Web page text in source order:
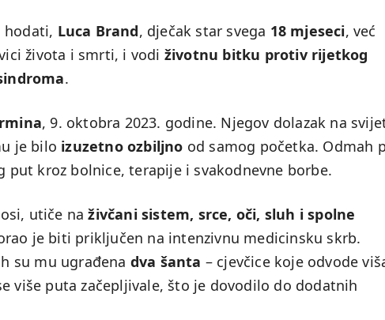
hodati, Luca Brand, dječak star svega 18 mjeseci, već
života i smrti, i vodi životnu bitku protiv rijetkog
.
, 9. oktobra 2023. godine. Njegov dolazak na
je bilo izuzetno ozbiljno od samog početka. Odmah
put kroz bolnice, terapije i svakodnevne borbe.
utiče naživčani sistem, srce, oči, sluh i spolne
je biti priključen na intenzivnu medicinsku skrb.
su mu ugrađena dva šanta – cjevčice koje odvode
više puta začepljivale, što je dovodilo do dodatnih